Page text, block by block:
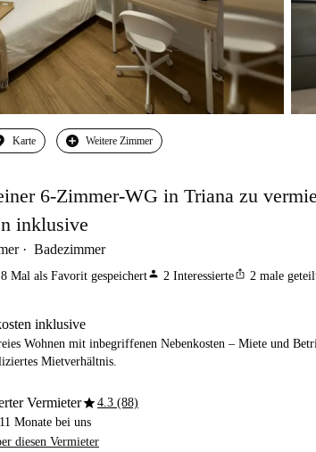
Karte Weitere Zimmer
6-Zimmer-WG in Triana zu
inklusive
Badezimmer
8 Mal als Favorit gespeichertperson 2 Interessierteios_share 2 male
inklusive
Wohnen mit inbegriffenen Nebenkosten – Miete und
Mietverhältnis.
Vermieterstar4.3 (88)
11 Monate bei uns
diesen Vermieter